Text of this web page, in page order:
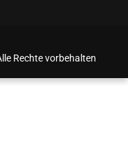
Rechte vorbehalten